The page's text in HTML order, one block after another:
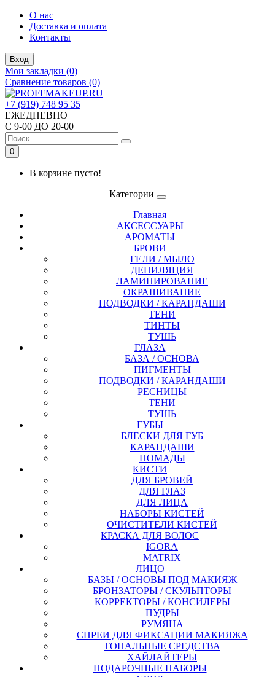
О нас
Доставка и оплата
Контакты
Вход
Мои закладки (0)
Сравнение товаров (0)
+7 (919) 748 95 35
ЕЖЕДНЕВНО
С 9-00 ДО 20-00
0
В корзине пусто!
Категории
Главная
АКСЕССУАРЫ
АРОМАТЫ
БРОВИ
ГЕЛИ / МЫЛО
ДЕПИЛЯЦИЯ
ЛАМИНИРОВАНИЕ
ОКРАШИВАНИЕ
ПОДВОДКИ / КАРАНДАШИ
ТЕНИ
ТИНТЫ
ТУШЬ
ГЛАЗА
БАЗА / ОСНОВА
ПИГМЕНТЫ
ПОДВОДКИ / КАРАНДАШИ
РЕСНИЦЫ
ТЕНИ
ТУШЬ
ГУБЫ
БЛЕСКИ ДЛЯ ГУБ
КАРАНДАШИ
ПОМАДЫ
КИСТИ
ДЛЯ БРОВЕЙ
ДЛЯ ГЛАЗ
ДЛЯ ЛИЦА
НАБОРЫ КИСТЕЙ
ОЧИСТИТЕЛИ КИСТЕЙ
КРАСКА ДЛЯ ВОЛОС
IGORA
MATRIX
ЛИЦО
БАЗЫ / ОСНОВЫ ПОД МАКИЯЖ
БРОНЗАТОРЫ / СКУЛЬПТОРЫ
КОРРЕКТОРЫ / КОНСИЛЕРЫ
ПУДРЫ
РУМЯНА
СПРЕИ ДЛЯ ФИКСАЦИИ МАКИЯЖА
ТОНАЛЬНЫЕ СРЕДСТВА
ХАЙЛАЙТЕРЫ
ПОДАРОЧНЫЕ НАБОРЫ